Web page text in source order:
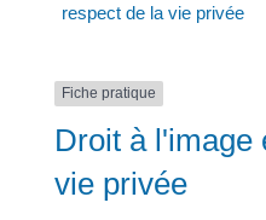
respect de la vie privée
Fiche pratique
Droit à l'image
vie privée